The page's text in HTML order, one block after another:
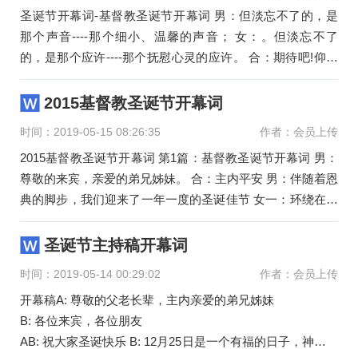
圣诞节开幕词-基督教圣诞节开幕词 男：但淡忘不了的，是
那个声音----那个细小、温馨的声音； 女：。但淡忘不了
的，是那个应许----那个抚慰心灵的应许。 合：期待吧!仰望
吧! 男：历世历代
2015基督教圣诞节开幕词
时间：2019-05-15 08:26:35 作者：会员上传
2015基督教圣诞节开幕词 第1篇：基督教圣诞节开幕词 男：
尊敬的来宾，亲爱的弟兄姊妹。 合：主内平安 男：伴随着恩
典的脚步，我们迎来了一年一度的圣诞佳节 女一：环绕在神
爱的怀抱里，我们
圣诞节主持稿开幕词
时间：2019-05-14 00:29:02 作者：会员上传
开幕稿A: 尊敬的父老长辈，主内亲爱的弟兄姊妹
B: 各位来宾，各位朋友
AB: 祝大家圣诞快乐 B: 12月25日是一个有福的日子，神的儿